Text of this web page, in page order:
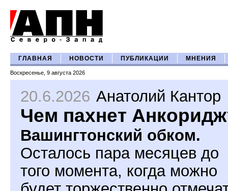
ГЛАВНАЯ НОВОСТИ ПУБЛИКАЦИИ МНЕНИЯ
Воскресенье, 9 августа 2026
20.6.2026 Анатолий Кантор
Чем пахнет
Вашингтонский обком.
Осталось пара месяцев до
того момента, когда можно